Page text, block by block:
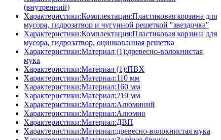
(внутренний)
Характеристики:Комплектация:Пластиковая корзина для
мусора, гидрозатвор и чугунной решеткой "звездочка"
Характеристики:Комплектация:Пластиковая корзина для
мусора, гидрозатвор, оцинкованная решетка
Характеристики:Материал (1):древесно-волокнистая
мука
Характеристики:Материал (1):ПВХ
Характеристики:Материал:110 мм
Характеристики:Материал:160 мм
Характеристики:Материал:210 мм
Характеристики:Материал:Алюминий
Характеристики:Материал:Алюмио
Характеристики:Материал:ДВП
Характеристики:Материал:древесно-волокнистая мука